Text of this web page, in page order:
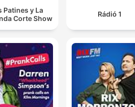
Patines y La
Corte Show
Rádió 1